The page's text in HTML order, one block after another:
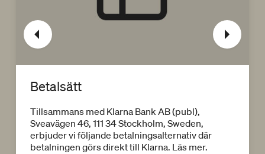
Betalsätt
Tillsammans med Klarna Bank AB (publ),
Sveavägen 46, 111 34 Stockholm, Sweden,
erbjuder vi följande betalningsalternativ där
betalningen görs direkt till Klarna. Läs mer.